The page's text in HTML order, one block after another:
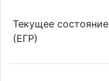
Текущее состояние
(ЕГР)